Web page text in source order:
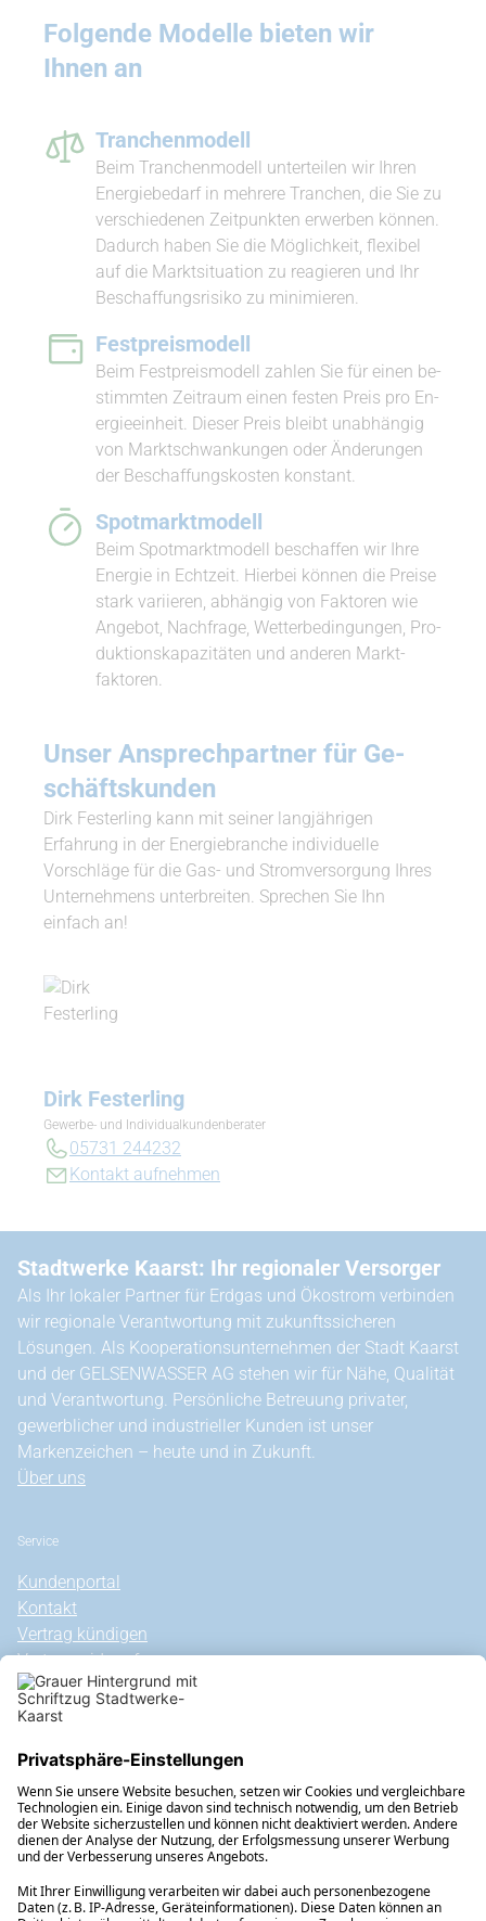
Folgende Modelle bieten wir
Ihnen an
Tran­chen­modell
Beim Tran­chen­modell un­ter­teilen wir Ihren
En­er­gie­bedarf in mehrere Tranchen, die Sie zu
ver­schiedenen Zeit­punkten er­werben können.
Dadurch haben Sie die Mög­lichkeit, flexibel
auf die Markt­si­tuation zu re­agieren und Ihr
Be­schaf­fungs­risiko zu mi­ni­mieren.
Fest­preis­modell
Beim Fest­preis­modell zahlen Sie für einen be­
stimmten Zeitraum einen festen Preis pro En­
er­gie­einheit. Dieser Preis bleibt un­ab­hängig
von Markt­schwan­kungen oder Ände­rungen
der Be­schaf­fungs­kosten konstant.
Spot­markt­modell
Beim Spot­markt­modell be­schaffen wir Ihre
Energie in Echtzeit. Hierbei können die Preise
stark va­riieren, ab­hängig von Faktoren wie
Angebot, Nachfrage, Wet­ter­be­din­gungen, Pro­
duk­ti­ons­ka­pa­zitäten und anderen Markt­
faktoren.
Unser An­sprech­partner für Ge­
schäfts­kunden
Dirk Festerling kann mit seiner langjährigen
Erfahrung in der Energiebranche individuelle
Vorschläge für die Gas- und Stromversorgung Ihres
Unternehmens unterbreiten. Sprechen Sie Ihn
einfach an!
Dirk Festerling
Gewerbe- und Individualkundenberater
05731 244232
Kontakt aufnehmen
Stadtwerke Kaarst: Ihr regionaler Versorger
Als Ihr lokaler Partner für Erdgas und Ökostrom verbinden
wir regionale Verantwortung mit zukunftssicheren
Lösungen. Als Kooperationsunternehmen der Stadt Kaarst
und der GELSENWASSER AG stehen wir für Nähe, Qualität
und Verantwortung. Persönliche Betreuung privater,
gewerblicher und industrieller Kunden ist unser
Markenzeichen – heute und in Zukunft.
Über uns
Service
Kundenportal
Kontakt
Vertrag kündigen
Vertrag widerrufen
Allgemeine Hinweise
Vertragsinformationen
Steuern, Umlagen, Abgaben & Gebühren
Außergerichtliche Streitbeilegung
Erklärung zur Barrierefreiheit
Veröffentlichungen nach REMIT
Rechtliches
Datenschutz